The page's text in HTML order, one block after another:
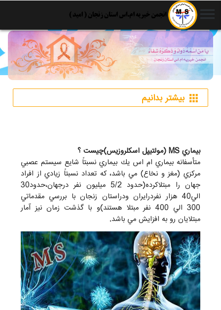
menu
apps بیشتر بدانیم
بيماري MS (مولتيپل اسكلروزيس)چيست ؟
متأسفانه بيماري ام اس يك بيماري نسبتاً شايع سيستم عصبي
مركزي (مغز و نخاع) مي باشد، كه تعداد نسبتاً زيادي از افراد
جهان را مبتلاكرده(حدود 5/2 ميليون نفر درجهان،حدود30
الي40 هزار نفردرايران ودراستان زنجان با بررسي مقدماتي
300 الي 400 نفر مبتلا هستند)و با گذشت زمان نيز آمار
مبتلايان رو به افزايش مي باشد.